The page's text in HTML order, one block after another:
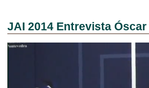
JAI 2014 Entrevista